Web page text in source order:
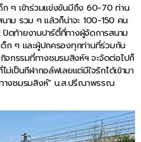
ๆ เข้าร่วมแข่งขันมีถึง 60-70 ท่าน
าม รวม ๆ แล้วก็น่าจะ 100-150 คน
ดท้ายงานปาร์ตี้ที่ทางผู้จัดการสนาม
ด็ก ๆ และผู้ปกครองทุกท่านที่ร่วมกัน
กรรมที่ทางชมรมสิงห์ฯ จะจัดต่อไปก็
เป็นกีฬากอล์ฟเลยแต่มีใจรักได้เข้ามา
างชมรมสิงห์” น.ส.ปรีณาพรรณ